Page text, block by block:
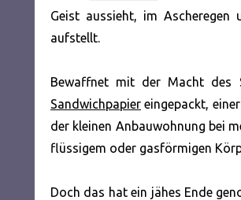
Geist aussieht, im
aufstellt.
Bewaffnet mit der Macht des
Sandwichpapier eingepackt,
der kleinen Anbauwohnung bei
flüssigem oder gasförmigen
Doch das hat ein jähes Ende